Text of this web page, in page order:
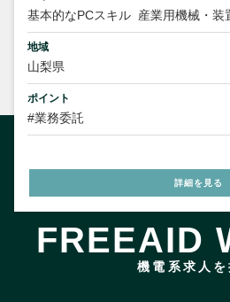
基本的なPCスキル 産業用機械・装
地域
山梨県
ポイント
#業務委託
詳細を見る
FREEAID
機電系求人を